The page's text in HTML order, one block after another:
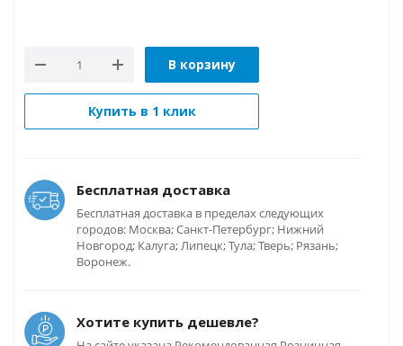
В корзину
Купить в 1 клик
Бесплатная доставка
Бесплатная доставка в пределах следующих
городов: Москва; Санкт-Петербург; Нижний
Новгород; Калуга; Липецк; Тула; Тверь; Рязань;
Воронеж.
Хотите купить дешевле?